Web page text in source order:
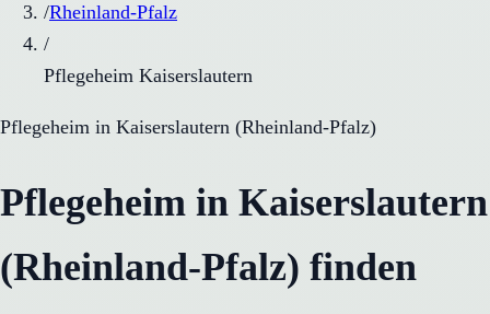
/Rheinland-Pfalz
/
Pflegeheim Kaiserslautern
Pflegeheim in Kaiserslautern (Rheinland-Pfalz)
Pflegeheim in Kaiserslautern
(Rheinland-Pfalz) finden